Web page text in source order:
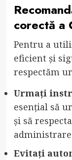
corectă a
Pentru a
eficient și
respectăm
Urmați
esențial să
și să
Evitați